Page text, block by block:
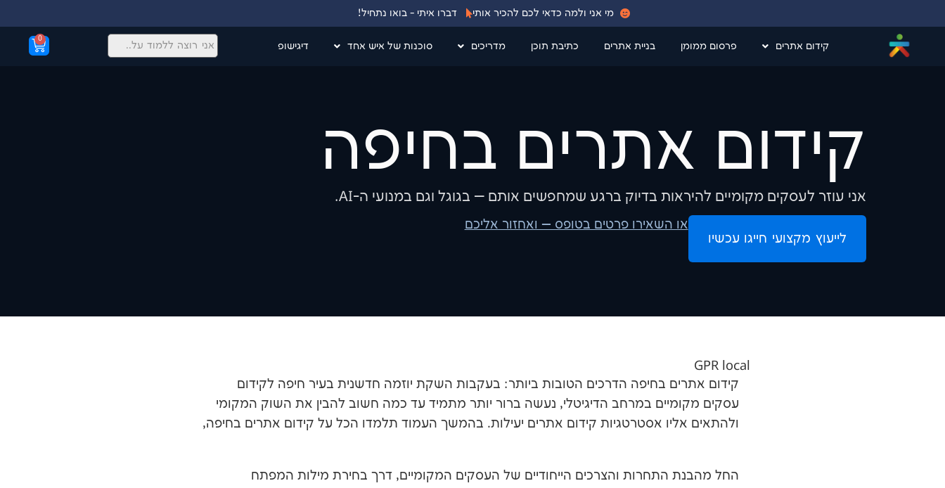
מי אני ולמה כדאי לכם להכיר אותי דברו איתי - בואו נתחיל!
קידום אתרים פרסום ממומן בניית אתרים כתיבת תוכן מדריכים סוכנות של איש אחד דיגישופ
0
קידום אתרים בחיפה
אני עוזר לעסקים מקומיים להיראות בדיוק ברגע שמחפשים אותם — בגוגל וגם במנועי ה-AI.
לייעוץ מקצועי חייגו עכשיו
או השאירו פרטים בטופס — ואחזור אליכם
GPR local
קידום אתרים בחיפה הדרכים הטובות ביותר: בעקבות השקת יוזמה חדשנית בעיר חיפה לקידום
עסקים מקומיים במרחב הדיגיטלי, נעשה ברור יותר מתמיד עד כמה חשוב להבין את השוק המקומי
ולהתאים אליו אסטרטגיות קידום אתרים יעילות. בהמשך העמוד תלמדו הכל על קידום אתרים בחיפה,
החל מהבנת התחרות והצרכים הייחודיים של העסקים המקומיים, דרך בחירת מילות המפתח